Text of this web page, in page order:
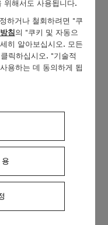
위해서도 사용됩니다.
하거나 철회하려면 "쿠
침의 "쿠키 및 자동으
히 알아보십시오. 모든
릭하십시오. "기술적
용하는 데 동의하게 됩